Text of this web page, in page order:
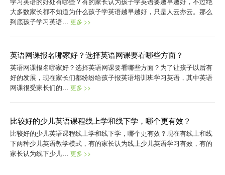
大多数家长都不知道为什么孩子学英语越早越好，只是人云亦云。那么
到底孩子学习英语... 更多 >>
英语网课报名哪家好？选择英语网课要看哪些方面？
英语网课报名哪家好？选择英语网课要看哪些方面？为了让孩子以后有
好的发展，现在家长们都纷纷给孩子报英语培训班学习英语，其中英语
网课很受家长们的... 更多 >>
比较好的少儿英语课程线上学和线下学，哪个更有效？
比较好的少儿英语课程线上学和线下学，哪个更有效？现在有线上和线
下两种少儿英语教学模式，有的家长认为线上少儿英语学习有效，有的
家长认为线下少儿... 更多 >>